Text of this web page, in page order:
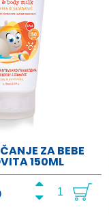
ZA BEBE
150ML